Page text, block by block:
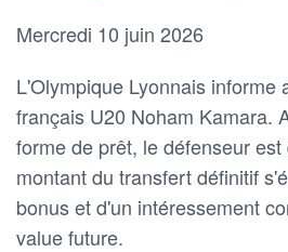
Mercredi 10 juin 2026
L'Olympique Lyonnais
français U20 Noham Kamara.
forme de prêt, le défenseur
montant du transfert définitif
bonus et d'un intéressement
value future.